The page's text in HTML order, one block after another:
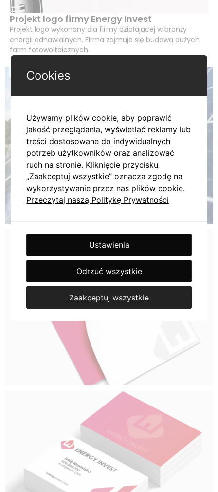
Projekt logo firmy Energy Invest
Projekt logo wykonany dla firmy działającej w branży
energii odnawialnych. Firma zajmuje się budową dużych
farm fotowoltaicznych.
Cookies
Używamy plików cookie, aby poprawić
jakość przeglądania, wyświetlać reklamy lub
treści dostosowane do indywidualnych
potrzeb użytkowników oraz analizować
ruch na stronie. Kliknięcie przycisku
„Zaakceptuj wszystkie” oznacza zgodę na
wykorzystywanie przez nas plików cookie.
Przeczytaj naszą Politykę Prywatności
Ustawienia
Odrzuć wszystkie
Zaakceptuj wszystkie